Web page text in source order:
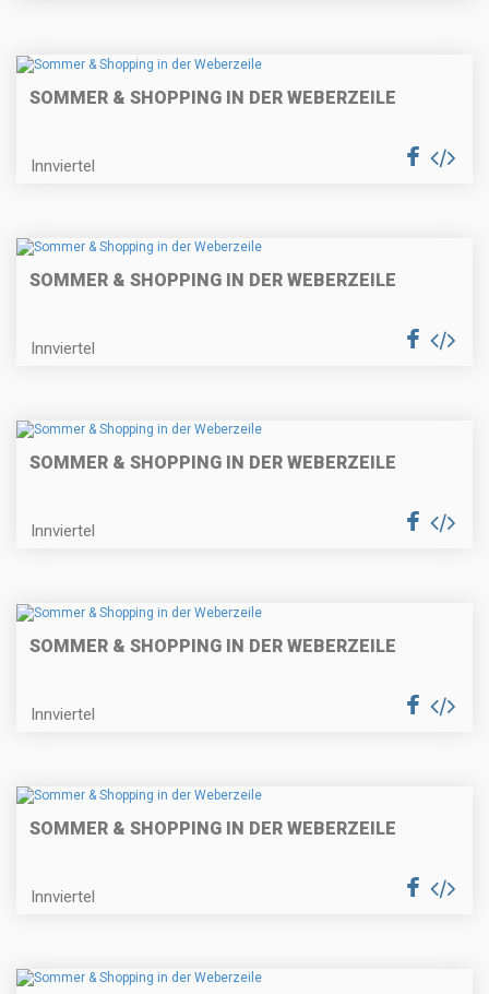
SOMMER & SHOPPING IN DER WEBERZEILE
Innviertel
SOMMER & SHOPPING IN DER WEBERZEILE
Innviertel
SOMMER & SHOPPING IN DER WEBERZEILE
Innviertel
SOMMER & SHOPPING IN DER WEBERZEILE
Innviertel
SOMMER & SHOPPING IN DER WEBERZEILE
Innviertel